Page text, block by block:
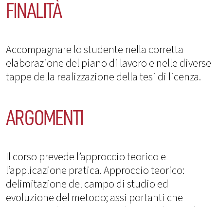
FINALITÀ
Accompagnare lo studente nella corretta
elaborazione del piano di lavoro e nelle diverse
tappe della realizzazione della tesi di licenza.
ARGOMENTI
Il corso prevede l’approccio teorico e
l’applicazione pratica. Approccio teorico:
delimitazione del campo di studio ed
evoluzione del metodo; assi portanti che